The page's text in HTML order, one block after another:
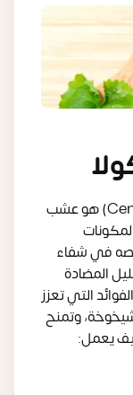
خلاصة نبات الجوتو كولا (Centella Asiatica) هو عشب
في شفاء
المضادة
التي تعزز
وتمنح
يعمل: